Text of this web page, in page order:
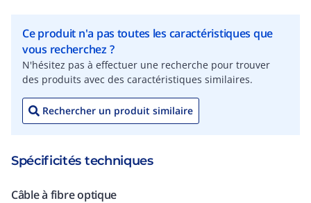
Ce produit n'a pas toutes les caractéristiques que
vous recherchez ?
N'hésitez pas à effectuer une recherche pour trouver
des produits avec des caractéristiques similaires.
Rechercher un produit similaire
Spécificités techniques
Câble à fibre optique